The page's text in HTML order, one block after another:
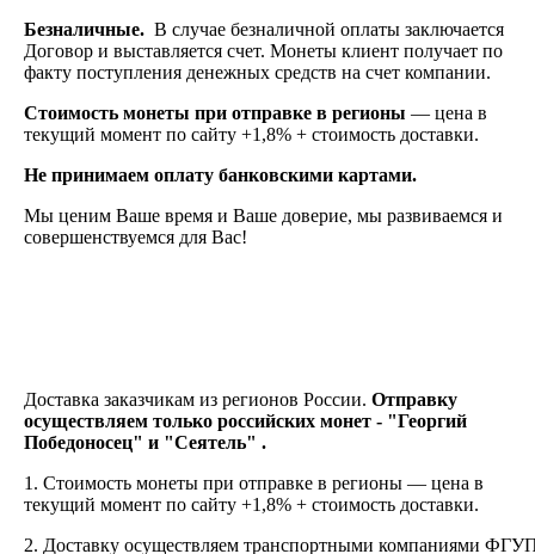
Безналичные. В случае безналичной оплаты заключается
Договор и выставляется счет. Монеты клиент получает по
факту поступления денежных средств на счет компании.
Стоимость монеты при отправке в регионы — цена в
текущий момент по сайту +1,8% + стоимость доставки.
Не принимаем оплату банковскими картами.
Мы ценим Ваше время и Ваше доверие, мы развиваемся и
совершенствуемся для Вас!
Доставка заказчикам из регионов России. Отправку
осуществляем только российских монет - "Георгий
Победоносец" и "Сеятель" .
1. Стоимость монеты при отправке в регионы — цена в
текущий момент по сайту +1,8% + стоимость доставки.
2. Доставку осуществляем транспортными компаниями